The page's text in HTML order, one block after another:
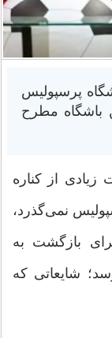
پرسپولیس
باشگاه مطرح
از کناره‌
نمی‌گذرد،
بازگشت به
شایعاتی که